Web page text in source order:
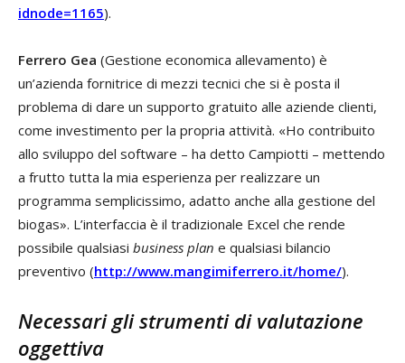
idnode=1165).
Ferrero Gea (Gestione economica allevamento) è
un’azienda fornitrice di mezzi tecnici che si è posta il
problema di dare un supporto gratuito alle aziende clienti,
come investimento per la propria attività. «Ho contribuito
allo sviluppo del software – ha detto Campiotti – mettendo
a frutto tutta la mia esperienza per realizzare un
programma semplicissimo, adatto anche alla gestione del
biogas». L’interfaccia è il tradizionale Excel che rende
possibile qualsiasi business plan e qualsiasi bilancio
preventivo (http://www.mangimiferrero.it/home/).
Necessari gli strumenti di valutazione
oggettiva